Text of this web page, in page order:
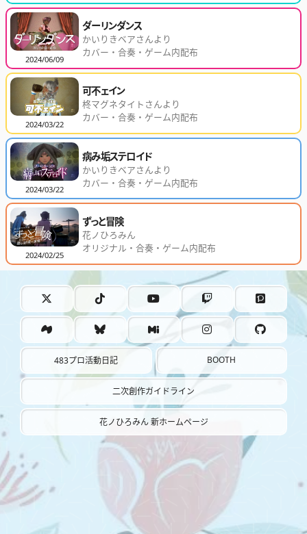
2024/06/09
ダーリンダンス
かいりきベアさんより
カバー・合奏・ゲーム内配布
2024/03/22
可不ェイン
柊マグネタイトさんより
カバー・合奏・ゲーム内配布
2024/03/22
病み垢ステロイド
かいりきベアさんより
カバー・合奏・ゲーム内配布
2024/02/25
ずっと冒険
花ノひろみん
オリジナル・合奏・ゲーム内配布
483プロ活動日記 BOOTH
二次創作ガイドライン
花ノひろみん 新ホームページ